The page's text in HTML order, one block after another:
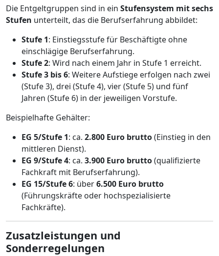
Die Entgeltgruppen sind in ein Stufensystem mit sechs
Stufen unterteilt, das die Berufserfahrung abbildet:
Stufe 1: Einstiegsstufe für Beschäftigte ohne
einschlägige Berufserfahrung.
Stufe 2: Wird nach einem Jahr in Stufe 1 erreicht.
Stufe 3 bis 6: Weitere Aufstiege erfolgen nach zwei
(Stufe 3), drei (Stufe 4), vier (Stufe 5) und fünf
Jahren (Stufe 6) in der jeweiligen Vorstufe.
Beispielhafte Gehälter:
EG 5/Stufe 1: ca. 2.800 Euro brutto(Einstieg in den
mittleren Dienst).
EG 9/Stufe 4: ca. 3.900 Euro brutto(qualifizierte
Fachkraft mit Berufserfahrung).
EG 15/Stufe 6: über6.500 Euro brutto
(Führungskräfte oder hochspezialisierte
Fachkräfte).
Zusatzleistungen und
Sonderregelungen